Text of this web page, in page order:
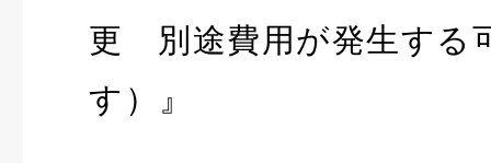
更 別途費用が発生する
す）』